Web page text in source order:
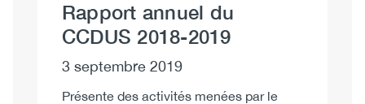
Rapport annuel du
CCDUS 2018-2019
3 septembre 2019
Présente des activités menées par le